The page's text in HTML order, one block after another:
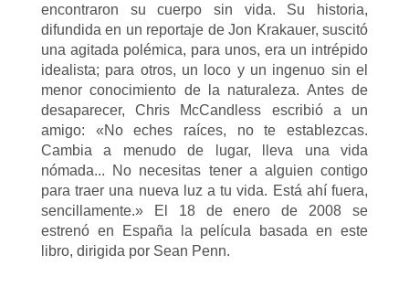
encontraron su cuerpo sin vida. Su historia,
difundida en un reportaje de Jon Krakauer, suscitó
una agitada polémica, para unos, era un intrépido
idealista; para otros, un loco y un ingenuo sin el
menor conocimiento de la naturaleza. Antes de
desaparecer, Chris McCandless escribió a un
amigo: «No eches raíces, no te establezcas.
Cambia a menudo de lugar, lleva una vida
nómada... No necesitas tener a alguien contigo
para traer una nueva luz a tu vida. Está ahí fuera,
sencillamente.» El 18 de enero de 2008 se
estrenó en España la película basada en este
libro, dirigida por Sean Penn.